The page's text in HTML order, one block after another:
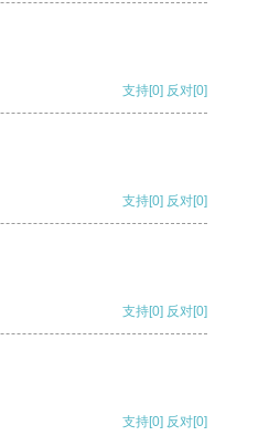
支持[0] 反对[0]
支持[0] 反对[0]
支持[0] 反对[0]
支持[0] 反对[0]